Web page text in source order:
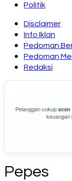
Politik
Disclaimer
Info Iklan
Pedoman
Pedoman
Redaksi
Pelanggan cukup scan
keuangan
Pepes